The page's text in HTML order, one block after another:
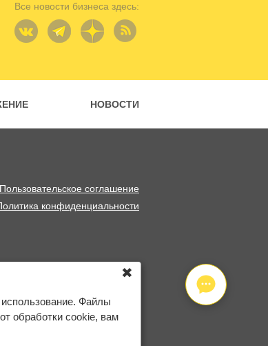
Все новости бизнеса здесь:
НОВОСТИ
Пользовательское соглашение
конфиденциальности
Файлы
обработки cookie, вам
✖